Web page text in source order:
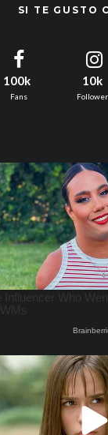
SI TE GUSTO
100k
Fans
10k